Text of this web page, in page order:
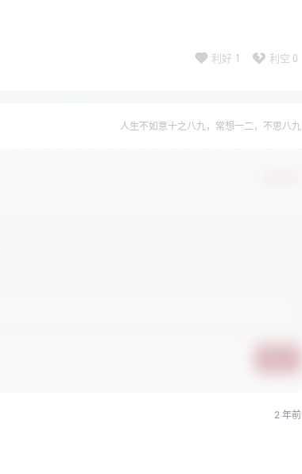
利好 1 利空 0
人生不如意十之八九，常想一二，不思八九
2 年前